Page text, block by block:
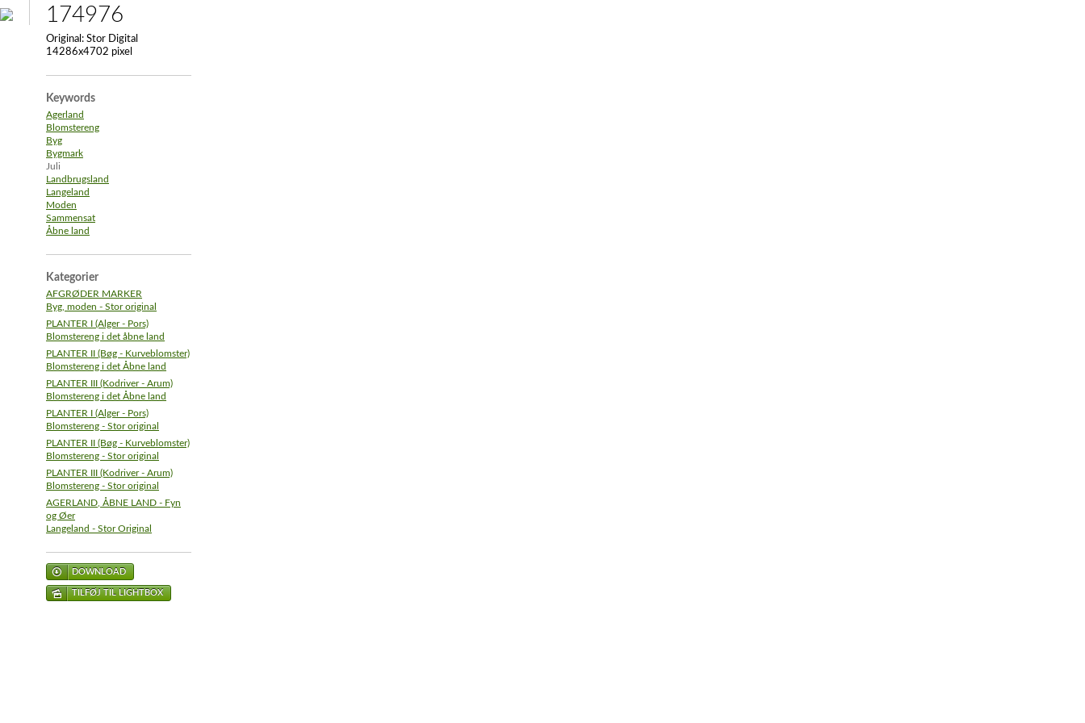
174976
Original: Stor Digital
14286x4702 pixel
Keywords
Agerland
Blomstereng
Byg
Bygmark
Juli
Landbrugsland
Langeland
Moden
Sammensat
Åbne land
Kategorier
AFGRØDER MARKER
Byg, moden - Stor original
PLANTER I (Alger - Pors)
Blomstereng i det åbne land
PLANTER II (Bøg - Kurveblomster)
Blomstereng i det Åbne land
PLANTER III (Kodriver - Arum)
Blomstereng i det Åbne land
PLANTER I (Alger - Pors)
Blomstereng - Stor original
PLANTER II (Bøg - Kurveblomster)
Blomstereng - Stor original
PLANTER III (Kodriver - Arum)
Blomstereng - Stor original
AGERLAND, ÅBNE LAND - Fyn
og Øer
Langeland - Stor Original
DOWNLOAD
TILFØJ TIL LIGHTBOX